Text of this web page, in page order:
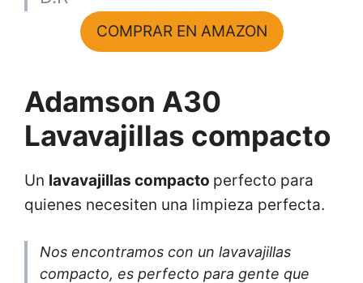
COMPRAR EN AMAZON
Adamson A30
Lavavajillas compacto
Un lavavajillas compacto perfecto para
quienes necesiten una limpieza perfecta.
Nos encontramos con un lavavajillas
compacto, es perfecto para gente que